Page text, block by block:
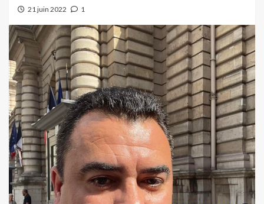
21 juin 2022 1